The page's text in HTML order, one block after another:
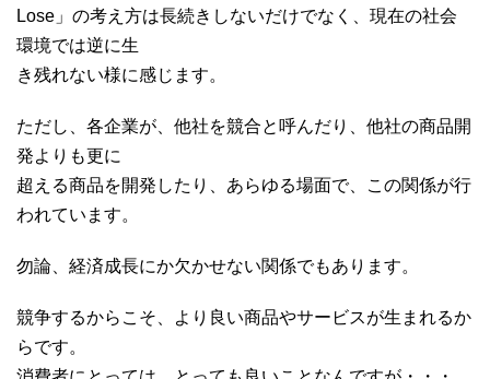
Lose」の考え方は長続きしないだけでなく、現在の社会
環境では逆に生
き残れない様に感じます。
ただし、各企業が、他社を競合と呼んだり、他社の商品開
発よりも更に
超える商品を開発したり、あらゆる場面で、この関係が行
われています。
勿論、経済成長にか欠かせない関係でもあります。
競争するからこそ、より良い商品やサービスが生まれるか
らです。